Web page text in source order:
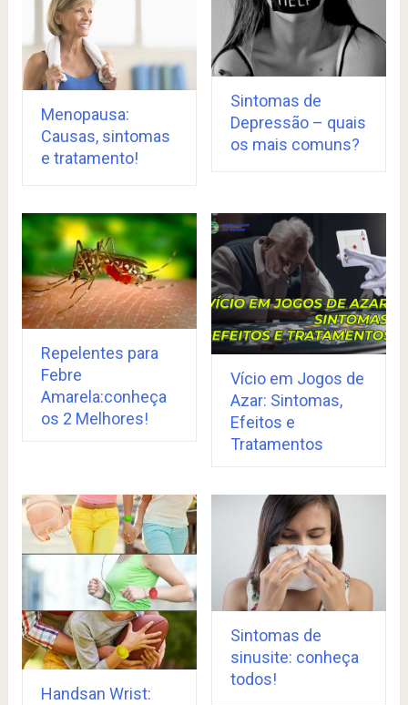
Menopausa:
Causas, sintomas
e tratamento!
Sintomas de
Depressão – quais
os mais comuns?
Repelentes para
Febre
Amarela:conheça
os 2 Melhores!
Vício em Jogos de
Azar: Sintomas,
Efeitos e
Tratamentos
Handsan Wrist:
Sintomas de
sinusite: conheça
todos!